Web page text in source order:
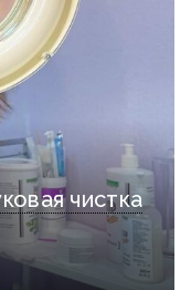
чистка